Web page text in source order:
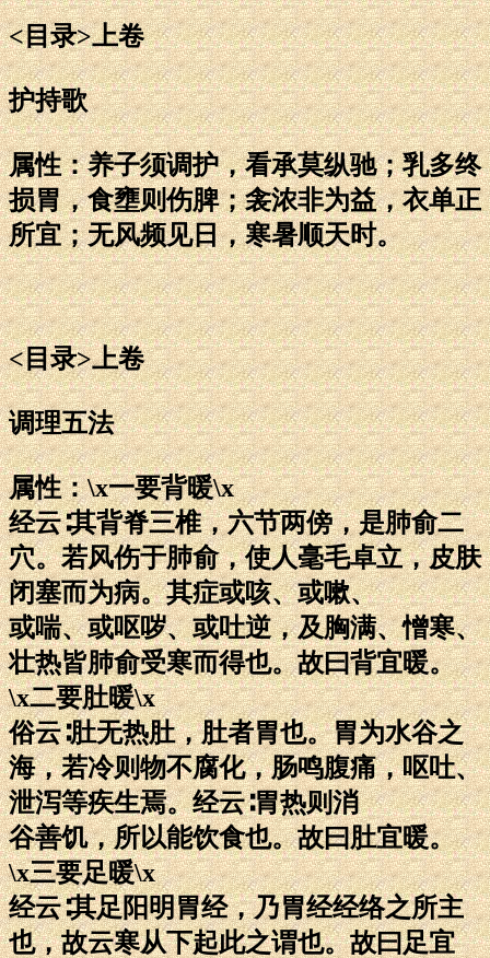
<目录>上卷
护持歌
属性：养子须调护，看承莫纵驰；乳多终
损胃，食壅则伤脾；衾浓非为益，衣单正
所宜；无风频见日，寒暑顺天时。
<目录>上卷
调理五法
属性：\x一要背暖\x
经云∶其背脊三椎，六节两傍，是肺俞二
穴。若风伤于肺俞，使人毫毛卓立，皮肤
闭塞而为病。其症或咳、或嗽、
或喘、或呕哕、或吐逆，及胸满、憎寒、
壮热皆肺俞受寒而得也。故曰背宜暖。
\x二要肚暖\x
俗云∶肚无热肚，肚者胃也。胃为水谷之
海，若冷则物不腐化，肠鸣腹痛，呕吐、
泄泻等疾生焉。经云∶胃热则消
谷善饥，所以能饮食也。故曰肚宜暖。
\x三要足暖\x
经云∶其足阳明胃经，乃胃经经络之所主
也，故云寒从下起此之谓也。故曰足宜